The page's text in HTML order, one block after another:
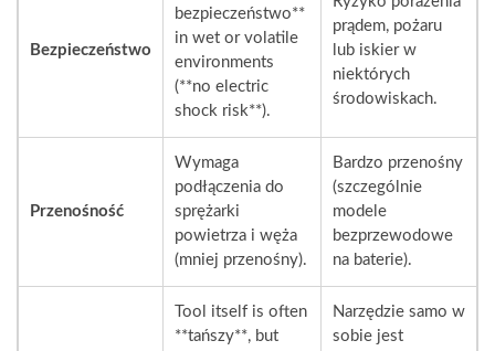
Bezpieczeństwo
bezpieczeństwo**
in wet or volatile
environments
(**no electric
shock risk**).
prądem, pożaru
lub iskier w
niektórych
środowiskach.
Przenośność
Wymaga
podłączenia do
sprężarki
powietrza i węża
(mniej przenośny).
Bardzo przenośny
(szczególnie
modele
bezprzewodowe
na baterie).
Tool itself is often
**tańszy**, but
Narzędzie samo w
sobie jest